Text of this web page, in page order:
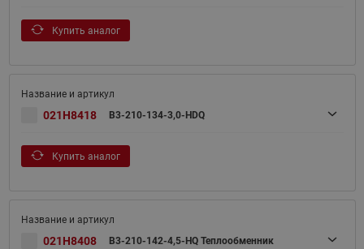
Купить аналог
021H8418 B3-210-134-3,0-HDQ
Купить аналог
021H8408 B3-210-142-4,5-HQ Теплообменник